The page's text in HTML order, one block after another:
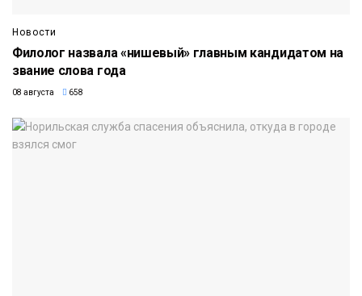
Новости
Филолог назвала «нишевый» главным кандидатом на
звание слова года
08 августа 658